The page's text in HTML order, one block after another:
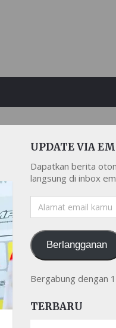
UPDATE VIA
Dapatkan berita
langsung di inbox
Alamat
email
Berlangganan
Bergabung dengan
TERBARU